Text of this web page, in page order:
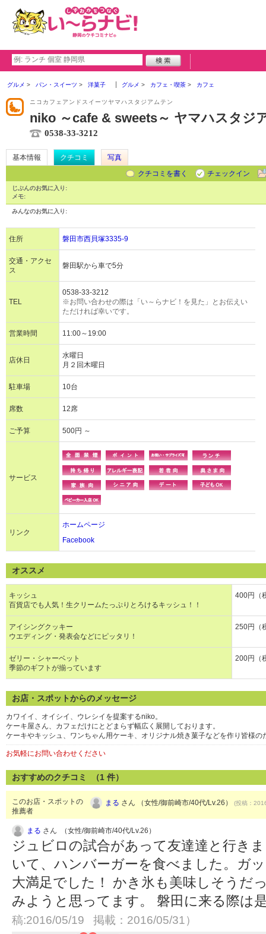
グルメ パン・スイーツ 洋菓子 グルメ カフェ・喫茶 カフェ
ニコカフェアンドスイーツヤマハスタジアムテン
niko ～cafe & sweets～ ヤマハスタジ
0538-33-3212
基本情報 クチコミ
写真
クチコミを書く
チェックイン
じぶんのお気に入り:
メモ:
みんなのお気に入り:
住所 磐田市西貝塚3335-9
交通・アクセ
ス
磐田駅から車で5分
TEL
0538-33-3212
※お問い合わせの際は「い～らナビ！を見た」とお伝えい
ただければ幸いです。
営業時間 11:00～19:00
店休日
水曜日
月２回木曜日
駐車場 10台
席数 12席
ご予算 500円 ～
サービス
リンク
ホームページ
Facebook
オススメ
キッシュ
百貨店でも人気！生クリームたっぷりとろけるキッシュ！！
400円（
アイシングクッキー
ウエディング・発表会などにピッタリ！
250円（
ゼリー・シャーベット
季節のギフトが揃っています
200円（
お店・スポットからのメッセージ
カワイイ、オイシイ、ウレシイを提案するniko。
ケーキ屋さん、カフェだけにとどまらず幅広く展開しております。
ケーキやキッシュ、ワンちゃん用ケーキ、オリジナル焼き菓子などを作り皆様
お気軽にお問い合わせください
おすすめのクチコミ （1 件）
このお店・スポットの
推薦者
まる さん （女性/御前崎市/40代/Lv.26） (投稿：
まる さん （女性/御前崎市/40代/Lv.26）
ジュビロの試合があって友達達と行き
いて、ハンバーガーを食べました。ガ
大満足でした！ かき氷も美味しそうだ
みようと思ってます。 磐田に来る際は
稿:2016/05/19 掲載：2016/05/31）